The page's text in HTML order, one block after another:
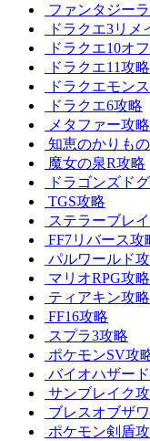
ファンタジー
ドラクエ3リメ
ドラクエ10オ
ドラクエ11攻略
ドラクエモン
ドラクエ6攻略
メタファー攻略
知恵のかりも
魔女の泉R攻略
ドラゴンズド
TGS攻略
ステラーブレ
FF7リバース攻
パルワールド
マリオRPG攻略
ティアキン攻略
FF16攻略
スプラ3攻略
ポケモンSV攻
バイオハザー
サンブレイク
ブレスオブザ
ポケモン剣盾